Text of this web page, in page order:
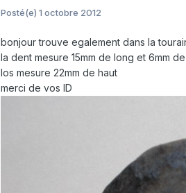
Posté(e) 1 octobre 2012
bonjour trouve egalement dans la
la dent mesure 15mm de long et 6mm de
los mesure 22mm de haut
merci de vos ID